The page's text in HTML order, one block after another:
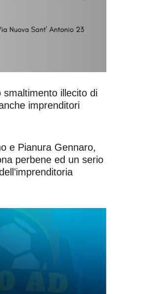
illecito di
imprenditori
e Pianura Gennaro,
perbene ed un serio